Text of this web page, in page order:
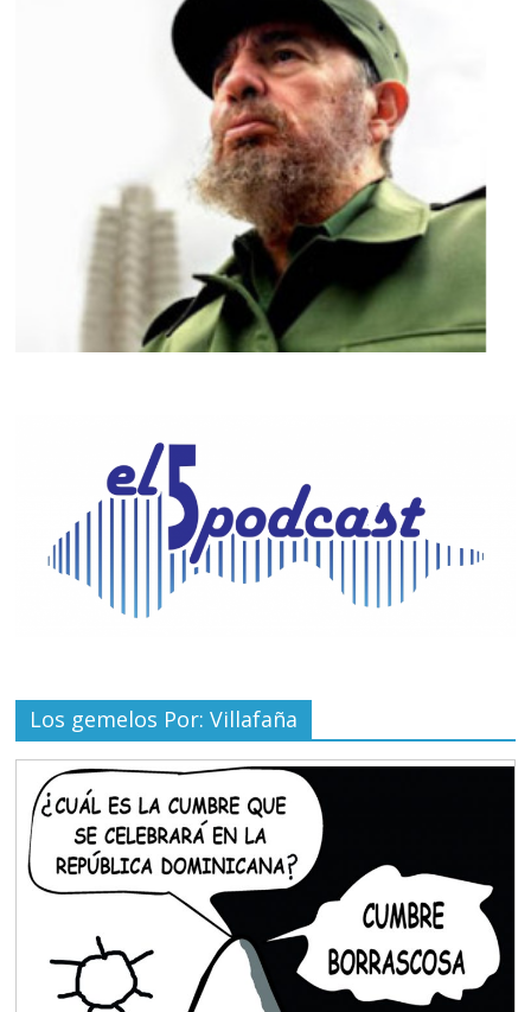
Los gemelos Por: Villafaña